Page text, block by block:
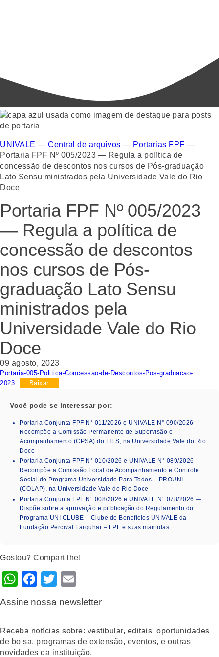
UNIVALE — Central de arquivos — Portarias FPF —
Portaria FPF Nº 005/2023 — Regula a política de
concessão de descontos nos cursos de Pós-graduação
Lato Sensu ministrados pela Universidade Vale do Rio
Doce
Portaria FPF Nº 005/2023
— Regula a política de
concessão de descontos
nos cursos de Pós-
graduação Lato Sensu
ministrados pela
Universidade Vale do Rio
Doce
09 agosto, 2023
Portaria-005-Politica-Concessao-de-Descontos-Pos-graduacao-
2023
Baixar
Você pode se interessar por:
Portaria Conjunta FPF N° 011/2026 e UNIVALE N° 090/2026 —
Recompõe a Comissão Permanente de Supervisão e
Acompanhamento (CPSA) do FIES, na Universidade Vale do Rio
Doce
Portaria Conjunta FPF N° 010/2026 e UNIVALE N° 089/2026 —
Recompõe a Comissão Local de Acompanhamento e Controle
Social do Programa Universidade Para Todos – PROUNI
(COLAP), na Universidade Vale do Rio Doce
Portaria Conjunta FPF N° 008/2026 e UNIVALE N° 078/2026 —
Dispõe sobre a aprovação e publicação do Regulamento do
Programa UNI CLUBE – Clube de Benefícios UNIVALE da
Fundação Percival Farquhar – FPF e suas mantidas
Gostou? Compartilhe!
WhatsApp
Facebook
Twitter
Assine nossa newsletter
Receba notícias sobre: vestibular, editais, oportunidades
de bolsa, programas de extensão, eventos, e outras
novidades da instituição.